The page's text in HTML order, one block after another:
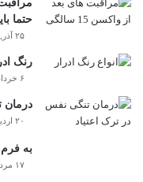
حتما
۲۵ آذر, ۱۴۰۳
رنگ
۶ خرداد, ۱۳۹۸
درمان
۲۰ اردیبهشت, ۱۴۰۵
به
۱۷ مرداد, ۱۳۹۷